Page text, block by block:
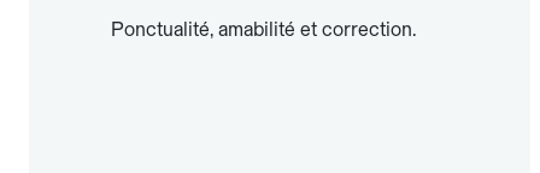
Ponctualité, amabilité et correction.